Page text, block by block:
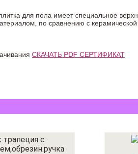
для пола имеет специальное
по сравнению с
СКАЧАТЬ PDF СЕРТИФИКАТ